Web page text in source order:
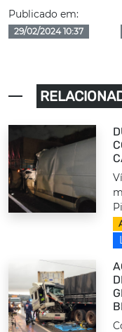
Publicado em:
29/02/2024 10:37